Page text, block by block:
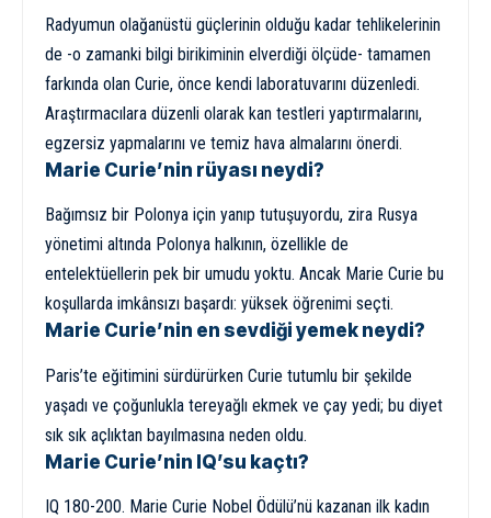
Radyumun olağanüstü güçlerinin olduğu kadar tehlikelerinin
de -o zamanki bilgi birikiminin elverdiği ölçüde- tamamen
farkında olan Curie, önce kendi laboratuvarını düzenledi.
Araştırmacılara düzenli olarak kan testleri yaptırmalarını,
egzersiz yapmalarını ve temiz hava almalarını önerdi.
Marie Curie’nin rüyası neydi?
Bağımsız bir Polonya için yanıp tutuşuyordu, zira Rusya
yönetimi altında Polonya halkının, özellikle de
entelektüellerin pek bir umudu yoktu. Ancak Marie Curie bu
koşullarda imkânsızı başardı: yüksek öğrenimi seçti.
Marie Curie’nin en sevdiği yemek neydi?
Paris’te eğitimini sürdürürken Curie tutumlu bir şekilde
yaşadı ve çoğunlukla tereyağlı ekmek ve çay yedi; bu diyet
sık sık açlıktan bayılmasına neden oldu.
Marie Curie’nin IQ’su kaçtı?
IQ 180-200. Marie Curie Nobel Ödülü’nü kazanan ilk kadın